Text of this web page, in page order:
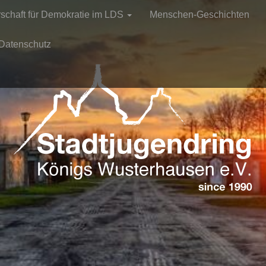
für Demokratie im LDS Menschen-Geschichten
Datenschutz